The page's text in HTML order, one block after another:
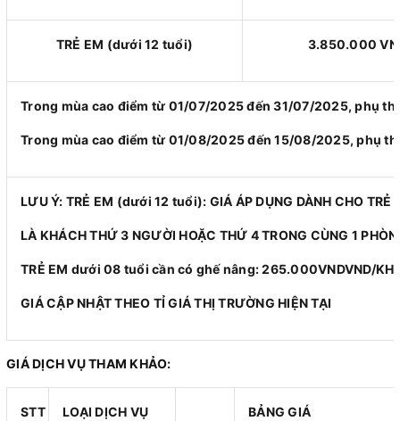
TRẺ EM (dưới 12 tuổi) 3.850.000
Trong mùa cao điểm từ 01/07/2025 đến 31/07/2025, phụ
Trong mùa cao điểm từ 01/08/2025 đến 15/08/2025, phụ
LƯU Ý: TRẺ EM (dưới 12 tuổi): GIÁ ÁP DỤNG DÀNH CHO TRẺ
LÀ KHÁCH THỨ 3 NGƯỜI HOẶC THỨ 4 TRONG CÙNG 1
TRẺ EM dưới 08 tuổi cần có ghế nâng: 265.000VNDVND/
GIÁ CẬP NHẬT THEO TỈ GIÁ THỊ TRƯỜNG HIỆN TẠI
GIÁ DỊCH VỤ THAM KHẢO:
STT LOẠI DỊCH VỤ BẢNG GIÁ